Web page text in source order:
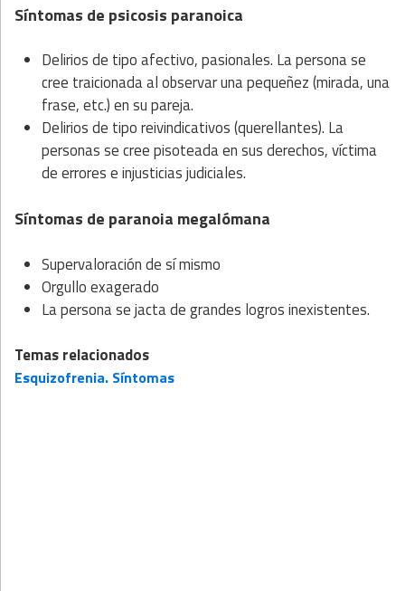
Síntomas de psicosis paranoica
Delirios de tipo afectivo, pasionales. La persona se
cree traicionada al observar una pequeñez (mirada, una
frase, etc.) en su pareja.
Delirios de tipo reivindicativos (querellantes). La
personas se cree pisoteada en sus derechos, víctima
de errores e injusticias judiciales.
Síntomas de paranoia megalómana
Supervaloración de sí mismo
Orgullo exagerado
La persona se jacta de grandes logros inexistentes.
Temas relacionados
Esquizofrenia. Síntomas